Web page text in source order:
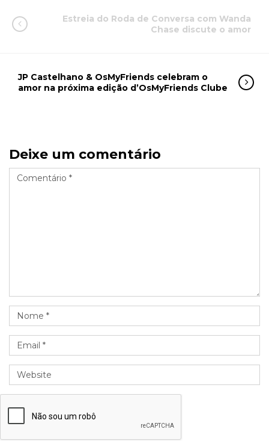
Estreia do Roda de Conversa com Wanda
Chase discute o amor
JP Castelhano & OsMyFriends celebram o
amor na próxima edição d’OsMyFriends Clube
Deixe um comentário